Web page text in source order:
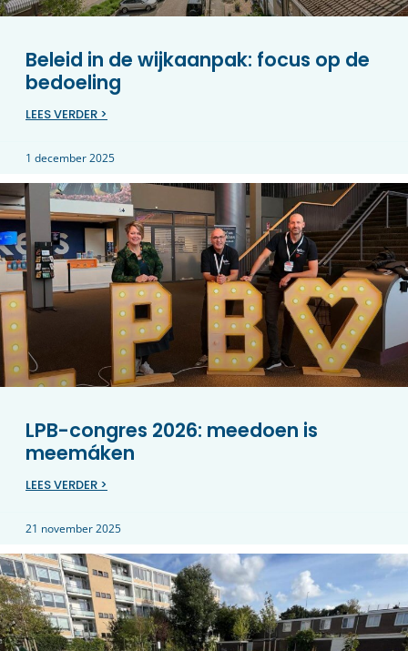
Beleid in de wijkaanpak: focus op de
bedoeling
LEES VERDER >
1 december 2025
LPB-congres 2026: meedoen is
meemáken
LEES VERDER >
21 november 2025